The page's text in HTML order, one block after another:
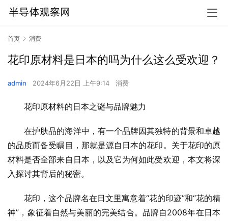
首页 消费
花印原材料是日本的吗为什么这么受欢迎？
admin 2024年6月22日 上午9:14 消费
花印原材料的日本之谜与品牌魅力
在护肤品的海洋中，有一个品牌因其独特的背景和卓越
的品质而备受瞩目，那就是源自日本的花印。关于花印的原
材料是否全部来自日本，以及它为何如此受欢迎，本文将深
入探讨其背后的秘密。
花印，这个品牌名在日文里寓意着“花的印迹”和“花的精
神”，象征着自然与美丽的完美结合。品牌自2008年在日本